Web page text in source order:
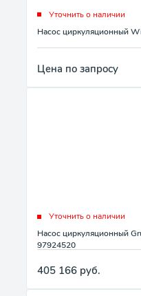
Уточнить о наличии
Насос циркуляционный
Цена по запросу
Уточнить о наличии
Насос циркуляционный
97924520
405 166 руб.